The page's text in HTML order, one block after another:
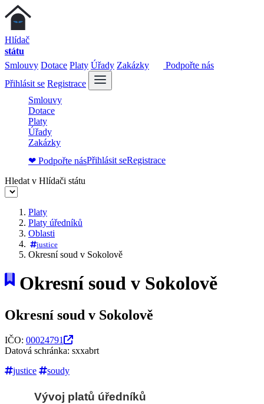
Hlídač
státu
Smlouvy Dotace Platy Úřady Zakázky
Podpořte nás
Přihlásit se Registrace
Smlouvy
Dotace
Platy
Úřady
Zakázky
❤ Podpořte násPřihlásit seRegistrace
Hledat v Hlídači státu
Platy
Platy úředníků
Oblasti
justice
Okresní soud v Sokolově
Okresní soud v Sokolově
Okresní soud v Sokolově
IČO: 00024791
Datová schránka: sxxabrt
justice
soudy
Vývoj platů úředníků